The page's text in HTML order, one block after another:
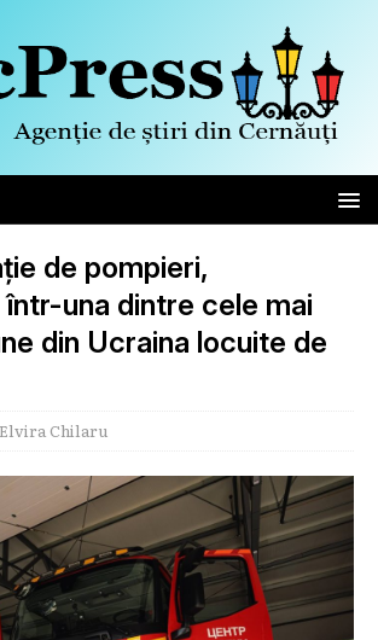
de pompieri,
într-una dintre cele mai
din Ucraina locuite de
Elvira Chilaru